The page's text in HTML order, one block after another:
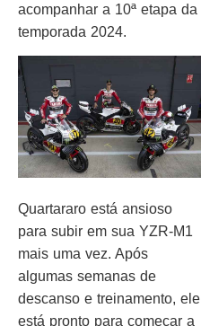
acompanhar a 10ª etapa da
temporada 2024.
Quartararo está ansioso
para subir em sua YZR-M1
mais uma vez. Após
algumas semanas de
descanso e treinamento, ele
está pronto para começar a